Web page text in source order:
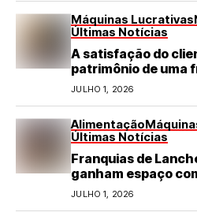
Máquinas Lucrativas
Últimas Notícias
A satisfação do
patrimônio de uma
JULHO 1, 2026
Alimentação
Últimas Notícias
Franquias de
ganham espaço
refeições rápidas e
JULHO 1, 2026